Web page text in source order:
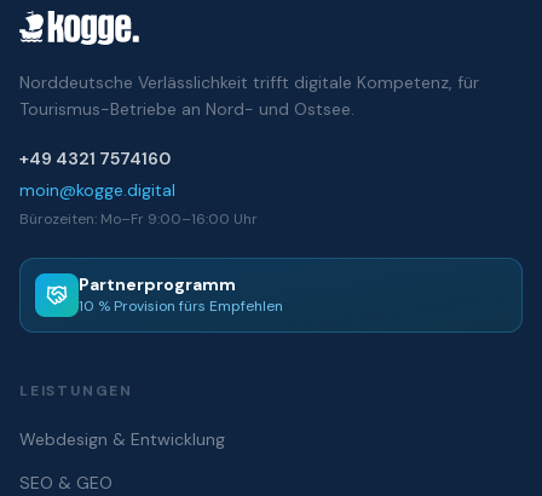
Norddeutsche Verlässlichkeit trifft digitale Kompetenz, für
Tourismus-Betriebe an Nord- und Ostsee.
+49 4321 7574160
moin@kogge.digital
Bürozeiten: Mo–Fr 9:00–16:00 Uhr
Partnerprogramm
10 % Provision fürs Empfehlen
LEISTUNGEN
Webdesign & Entwicklung
SEO & GEO